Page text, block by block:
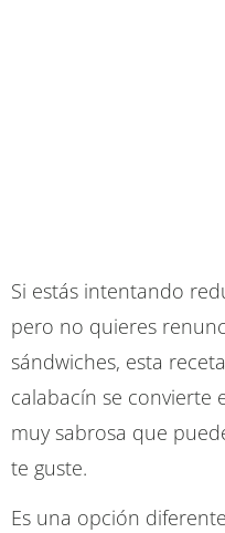
Si estás intentando
pero no quieres
sándwiches, esta
calabacín se convierte
muy sabrosa que
te guste.
Es una opción